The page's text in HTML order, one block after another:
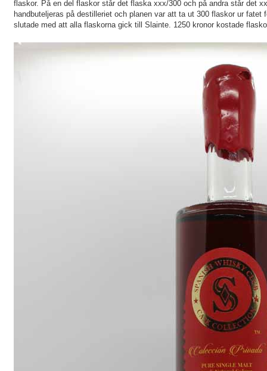
flaskor. På en del flaskor står det flaska xxx/300 och på andra står det
handbuteljeras på destilleriet och planen var att ta ut 300 flaskor ur fatet
slutade med att alla flaskorna gick till Slainte. 1250 kronor kostade